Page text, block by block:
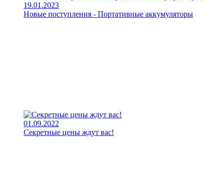
19.01.2023
Новые поступления - Портативные аккумуляторы
01.09.2022
Секретные цены ждут вас!